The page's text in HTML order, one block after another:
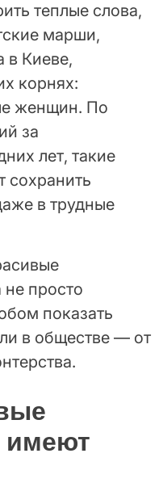
теплые слова,
марши,
в Киеве,
корнях:
женщин. По
за
лет, такие
сохранить
в трудные
не просто
показать
в обществе — от
имеют